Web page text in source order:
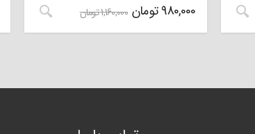
980,000 تومان 1,160,000تومان